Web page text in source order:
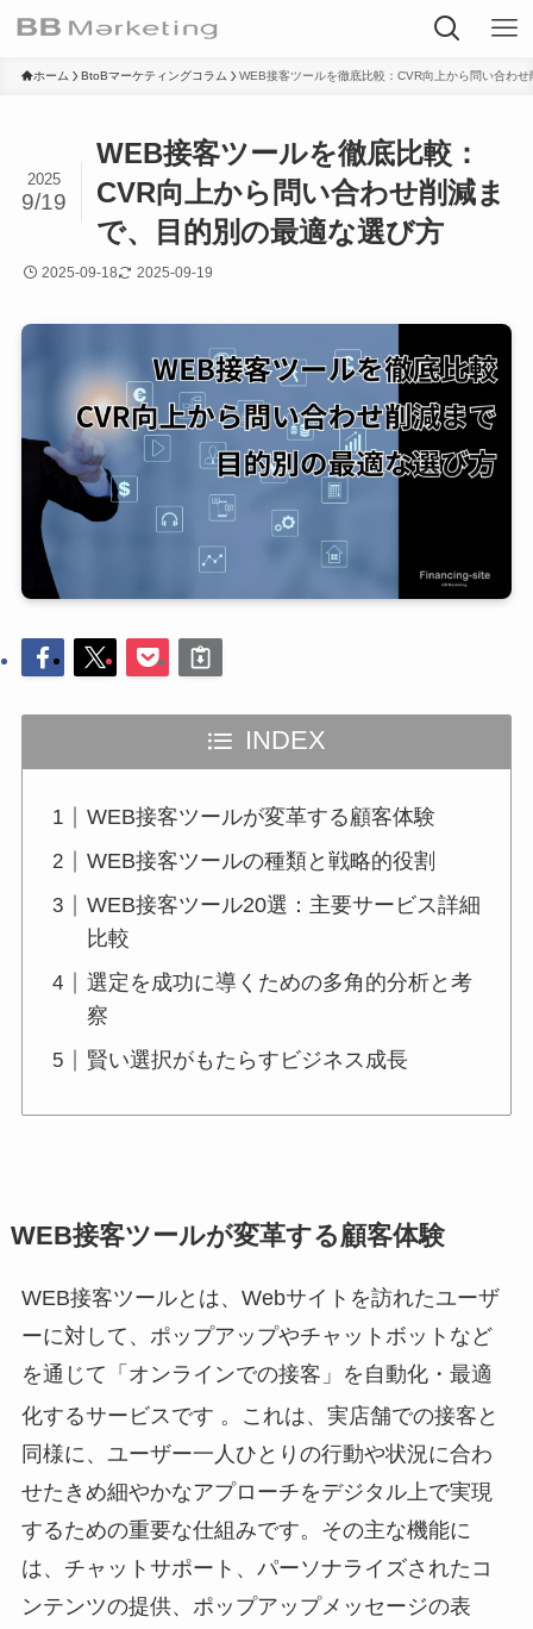
ホーム BtoBマーケティングコラム WEB接客ツールを徹底比較：CVR向上から問い合わ
WEB接客ツールを徹底比較：
CVR向上から問い合わせ削減ま
で、目的別の最適な選び方
2025
9/19
2025-09-18 2025-09-19
INDEX
WEB接客ツールが変革する顧客体験
WEB接客ツールの種類と戦略的役割
WEB接客ツール20選：主要サービス詳細
比較
選定を成功に導くための多角的分析と考
察
賢い選択がもたらすビジネス成長
WEB接客ツールが変革する顧客体験
WEB接客ツールとは、Webサイトを訪れたユーザ
ーに対して、ポップアップやチャットボットなど
を通じて「オンラインでの接客」を自動化・最適
化するサービスです 。これは、実店舗での接客と
同様に、ユーザー一人ひとりの行動や状況に合わ
せたきめ細やかなアプローチをデジタル上で実現
するための重要な仕組みです。その主な機能に
は、チャットサポート、パーソナライズされたコ
ンテンツの提供、ポップアップメッセージの表